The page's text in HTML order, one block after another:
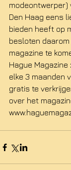
Den Haag eens
bieden heeft op
besloten
magazine te
Hague Magazine
elke 3 maanden
gratis te
over het